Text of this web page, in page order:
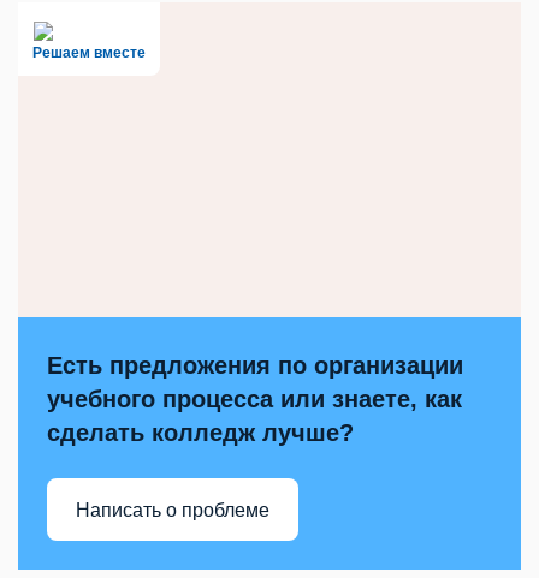
Решаем вместе
Есть предложения по организации
учебного процесса или знаете, как
сделать колледж лучше?
Написать о проблеме